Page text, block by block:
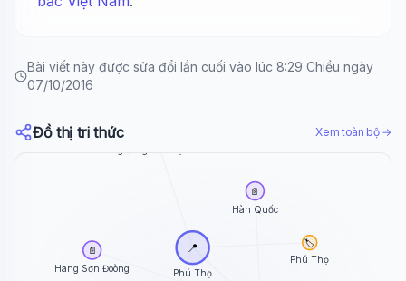
Bài viết này được sửa đổi lần cuối vào lúc 8:29 Chiều ngày
07/10/2016
Đồ thị tri thức Xem toàn bộ →
Phú Thọ
📍
Hang Sơn Đoòng
📄
Hàn Quốc
📄
Phú Thọ
🏷️